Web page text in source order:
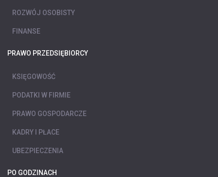
ROZWÓJ OSOBISTY
FINANSE
PRAWO PRZEDSIĘBIORCY
KSIĘGOWOŚĆ
PODATKI W FIRMIE
PRAWO GOSPODARCZE
KADRY I PŁACE
UBEZPIECZENIA
PO GODZINACH